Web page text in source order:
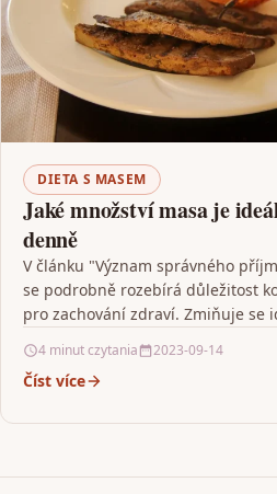
DIETA S MASEM
Jaké množství masa je
denně
V článku "Význam správného
se podrobně rozebírá důležitost
pro zachování zdraví. Zmiňuje se
4 minut czytania 2023-09-14
Číst více